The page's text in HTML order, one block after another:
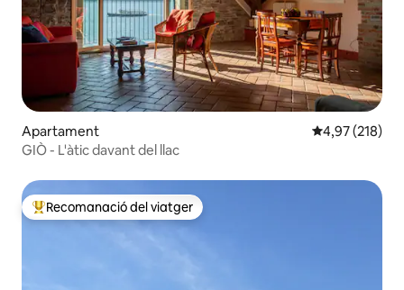
Apartament 4,97 de
4,97 (218)
GIÒ - L'àtic davant del llac
Principals recomanacions dels viatgers
Recomanació del viatger